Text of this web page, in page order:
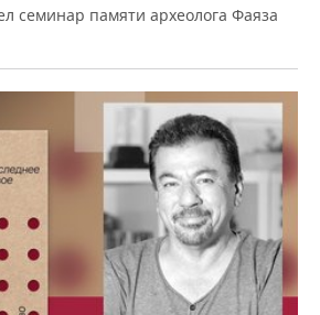
семинар памяти археолога Фаяза